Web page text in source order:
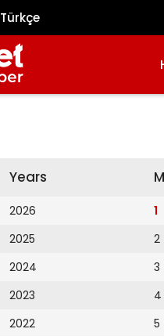
Türkçe
Years
2026
2025
2024
2023
2022
1
2
3
4
5